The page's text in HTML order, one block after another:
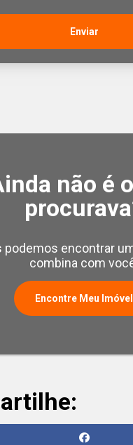
Enviar
não é
podemos encontrar
combina com
Encontre Meu Imóvel